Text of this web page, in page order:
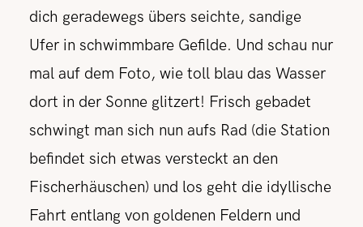
dich geradewegs übers seichte, sandige
Ufer in schwimmbare Gefilde. Und schau nur
mal auf dem Foto, wie toll blau das Wasser
dort in der Sonne glitzert! Frisch gebadet
schwingt man sich nun aufs Rad (die Station
befindet sich etwas versteckt an den
Fischerhäuschen) und los geht die idyllische
Fahrt entlang von goldenen Feldern und